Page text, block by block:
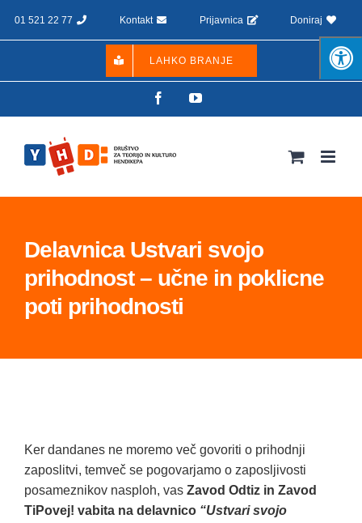
01 521 22 77 Kontakt Prijavnica Doniraj
LAHKO BRANJE
FacebookYouTube
Delavnica Ustvari svojo
prihodnost – učne in poklicne
poti prihodnosti
Ker dandanes ne moremo več govoriti o prihodnji
zaposlitvi, temveč se pogovarjamo o zaposljivosti
posameznikov nasploh, vas Zavod Odtiz in Zavod
TiPovej! vabita na delavnico “Ustvari svojo